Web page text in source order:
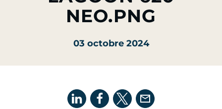
NEO.PNG
03 octobre 2024